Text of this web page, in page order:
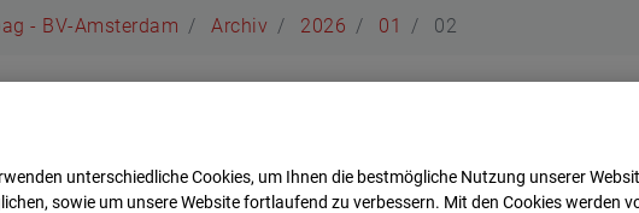
- BV-Amsterdam Archiv 2026 01 02
BV-Amsterdam
unterschiedliche Cookies, um Ihnen die best­mögliche Nutzung unserer
sowie um unsere Website fortlaufend zu verbessern. Mit den Cookies werden